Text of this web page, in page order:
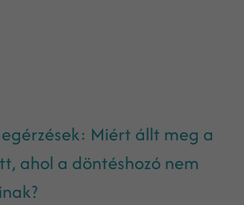
Miért állt meg a
ahol a döntéshozó nem